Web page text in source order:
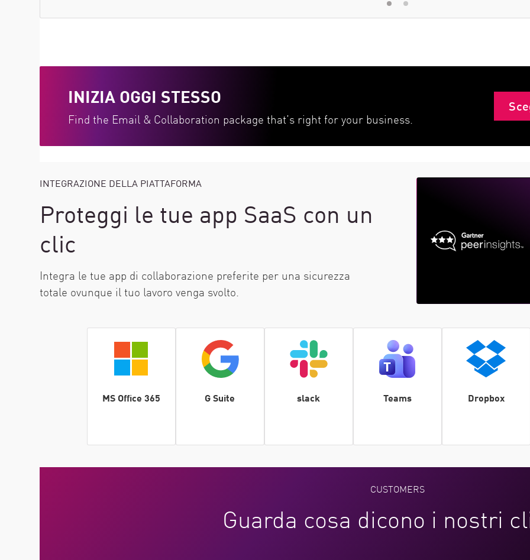
INIZIA OGGI STESSO
Find the Email & Collaboration package that’s right for your business.
INTEGRAZIONE DELLA PIATTAFORMA
Proteggi le tue app SaaS con un
clic
Integra le tue app di collaborazione preferite per una sicurezza
totale ovunque il tuo lavoro venga svolto.
MS Office 365 G Suite slack Teams Dropbox
CUSTOMERS
Guarda cosa dicono i nostri